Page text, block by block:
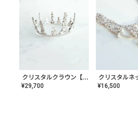
クリスタルクラウン【MA-COHD-01】韓国風クラウン/ウェディングクラウン/ティアラ
¥29,700 ¥16,500